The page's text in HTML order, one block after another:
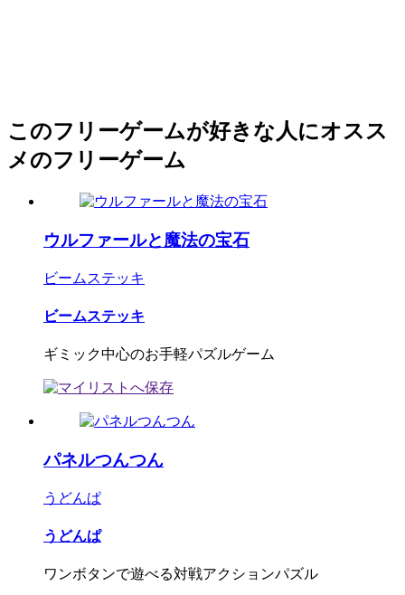
このフリーゲームが好きな人にオスス
メのフリーゲーム
ウルファールと魔法の宝石
ビームステッキ
ビームステッキ
ギミック中心のお手軽パズルゲーム
パネルつんつん
うどんぱ
うどんぱ
ワンボタンで遊べる対戦アクションパズル